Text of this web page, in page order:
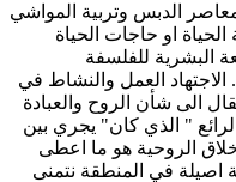
الدبس وتربية المواشي
الحياة او حاجات الحياة
البشرية للفلسفة
الاجتهاد العمل والنشاط في
الى شأن الروح والعبادة
" الذي كان" يجري بين
الروحية هو ما اعطى
اصيلة في المنطقة نتمنى